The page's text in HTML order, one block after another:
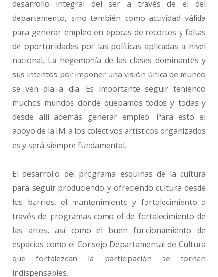
desarrollo integral del ser a través de el del
departamento, sino también como actividad válida
para generar empleo en épocas de recortes y faltas
de oportunidades por las políticas aplicadas a nivel
nacional. La hegemonía de las clases dominantes y
sus intentos por imponer una visión única de mundo
se ven día a día. Es importante seguir teniendo
muchos mundos donde quepamos todos y todas y
desde allí además generar empleo. Para esto el
apoyo de la IM a los colectivos artísticos organizados
es y será siempre fundamental.
El desarrollo del programa esquinas de la cultura
para seguir produciendo y ofreciendo cultura desde
los barrios, el mantenimiento y fortalecimiento a
través de programas como el de fortalecimiento de
las artes, así como el buen funcionamiento de
espacios como el Consejo Departamental de Cultura
que fortalezcan la participación se tornan
indispensables.